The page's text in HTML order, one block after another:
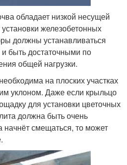
обладает низкой несущей
железобетонных
должны устанавливаться
быть достаточными по
общей нагрузки.
на плоских участках
уклоном. Даже если крыльцо
для установки цветочных
должна быть очень
смещаться, то может